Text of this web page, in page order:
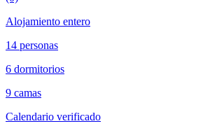
Alojamiento entero
14 personas
6 dormitorios
9 camas
Calendario verificado